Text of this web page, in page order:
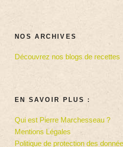
NOS ARCHIVES
Découvrez nos blogs de recettes
EN SAVOIR PLUS :
Qui est Pierre Marchesseau ?
Mentions Légales
Politique de protection des